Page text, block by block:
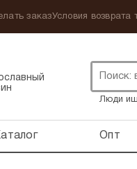
заказУсловия возврата
Люди
Опт